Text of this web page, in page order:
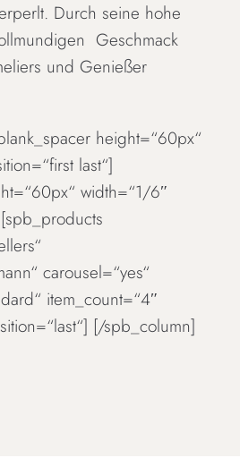
Durch seine hohe
Geschmack
und Genießer
height=“60px“
last“]
width=“1/6″
carousel=“yes“
item_count=“4″
[/spb_column]